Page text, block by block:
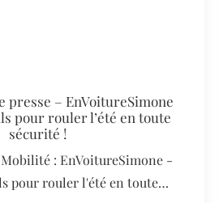
presse – EnVoitureSimone
pour rouler l’été en toute
sécurité !
: EnVoitureSimone -
pour rouler l'été en toute…